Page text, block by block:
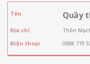
Tên Quầy
Địa chỉ
Thôn
Điện thoại
0988 779